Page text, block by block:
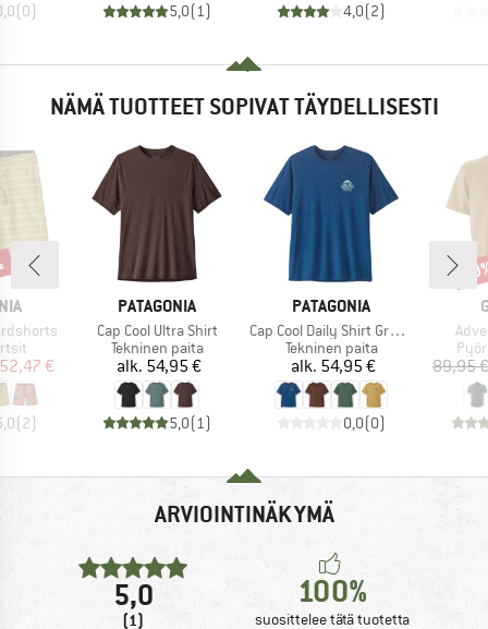
(0)
5,0( 1) 4,0(2)
NÄMÄ TUOTTEET SOPIVAT TÄYDELLISESTI
hinta
€
(2)
MERKKI
PATAGONIA
Tuote
Cap Cool Ultra Shirt
Tuoteryhmä
Tekninen paita
Hinta
alk. 54,95 €
5,0(1 )
MERKKI
PATAGONIA
Tuote
Cap Cool Daily Shirt Great Waves
Tuoteryhmä
Tekninen paita
Hinta
alk. 54,95 €
0,0(0)
Tuote
89,95 €
ARVIOINTINÄKYMÄ
5,0
(1)
100%
suosittelee tätä tuotetta